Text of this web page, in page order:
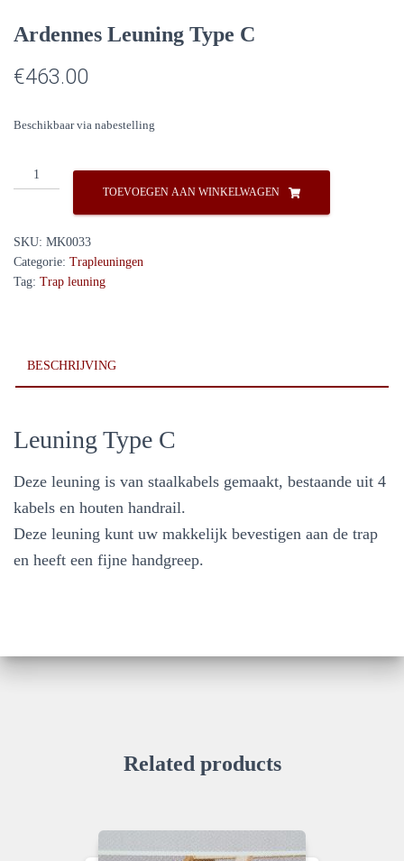
Ardennes Leuning Type C
€463.00
Beschikbaar via nabestelling
Ardennes
Leuning
aantal
TOEVOEGEN AAN WINKELWAGEN
SKU: MK0033
Categorie: Trapleuningen
Tag: Trap leuning
BESCHRIJVING
Leuning Type C
Deze leuning is van staalkabels gemaakt, bestaande uit 4
kabels en houten handrail.
Deze leuning kunt uw makkelijk bevestigen aan de trap
en heeft een fijne handgreep.
Related products